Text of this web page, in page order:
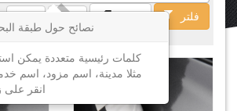
نصائح حول طبقة
كلمات رئيسية متعددة يمكن
مثلا مدينة، اسم مزود، اسم
انقر على
فلتر